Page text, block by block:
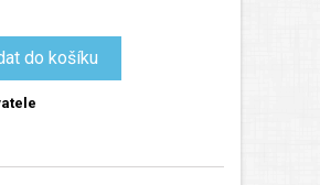
do košíku